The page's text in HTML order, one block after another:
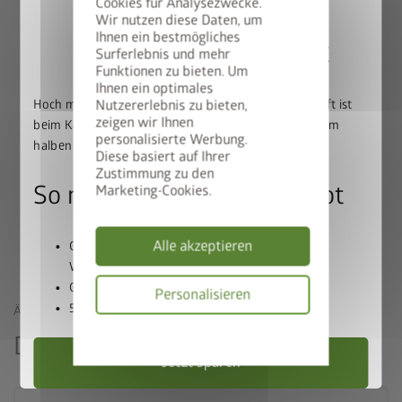
Cookies für Analysezwecke.
Wir nutzen diese Daten, um
Ihnen ein bestmögliches
Surferlebnis und mehr
Funktionen zu bieten. Um
Ihnen ein optimales
Nutzererlebnis zu bieten,
zeigen wir Ihnen
personalisierte Werbung.
Diese basiert auf Ihrer
Zustimmung zu den
Marketing-Cookies.
Alle akzeptieren
Personalisieren
drei kombinierte Mülltonnenboxen Alex®
ÄHNLICHE PRODUKTE
Das könnte Sie auch interessieren
50% auf den BikeLift
Hoch mit dem Bike. Runter mit dem Preis: Der BikeLift ist
beim Kauf eines passenden Biohort Gerätehauses zum
halben Preis erhältlich.
So nutzen Sie unser Angebot
Gerätehaus und BikeLift gemeinsam in den
Warenkorb legen
GutscheincodeBIKELIFT50einlösen
50% Rabatt auf den BikeLift erhalten
Jetzt sparen